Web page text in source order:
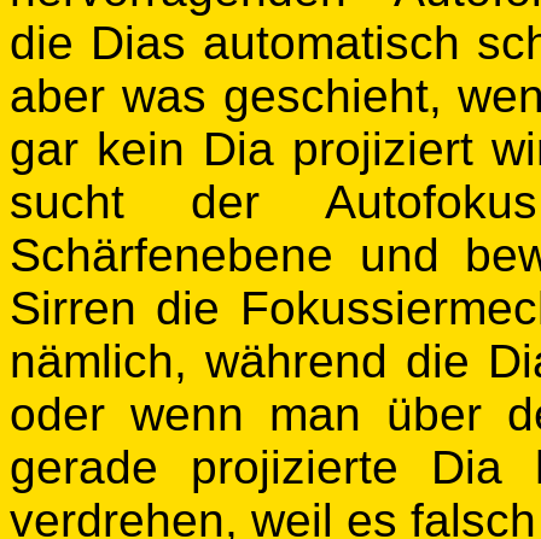
die Dias automatisch
aber was geschieht,
gar kein Dia projiziert
sucht der
Schärfenebene und
Sirren die
nämlich, während die
oder wenn man über
gerade projizierte
verdrehen, weil es